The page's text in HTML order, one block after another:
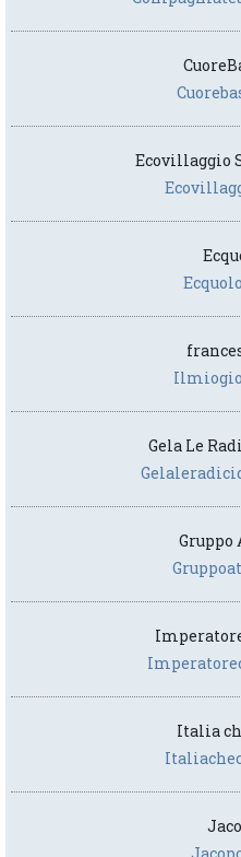
Ecovillaggio
Gela Le
Italia